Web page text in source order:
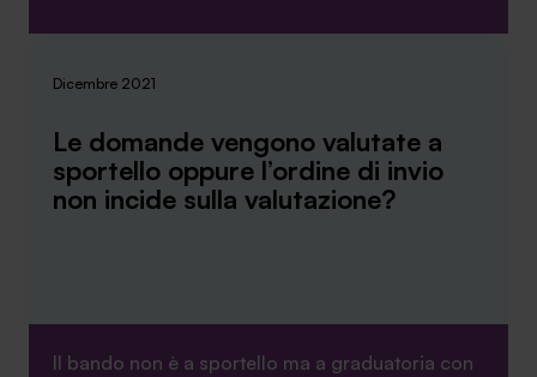
Dicembre 2021
Le domande vengono valutate a
sportello oppure l’ordine di invio
non incide sulla valutazione?
Il bando non è a sportello ma a graduatoria con